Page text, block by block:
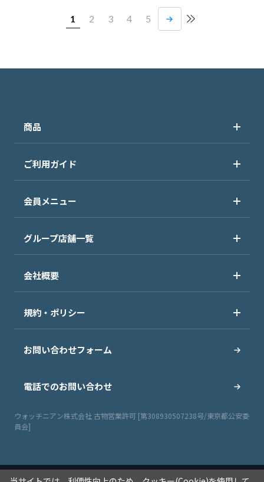
1 2 3 4 5
商品
ご利用ガイド
会員メニュー
グループ店舗一覧
会社概要
規約・ポリシー
お問い合わせフォーム
電話でのお問い合わせ
ウォッチニアン株式会社 古物営業許可 [第308930507238号/東京都公安委
員会]